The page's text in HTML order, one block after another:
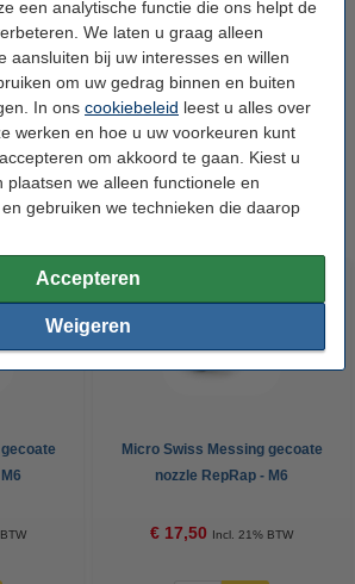
een analytische functie die ons helpt de
We laten u graag alleen
aansluiten bij uw interesses en willen
om uw gedrag binnen en buiten
In ons cookiebeleid leest u alles over
werken en hoe u uw voorkeuren kunt
om akkoord te gaan. Kiest u
plaatsen we alleen functionele en
gebruiken we technieken die daarop
Accepteren
Weigeren
M6
TwinClad XT
DMS00056
Micro Swiss Messing gecoate
nozzle RepRap - M6
mm
€ 17,50 Incl. 21% BTW